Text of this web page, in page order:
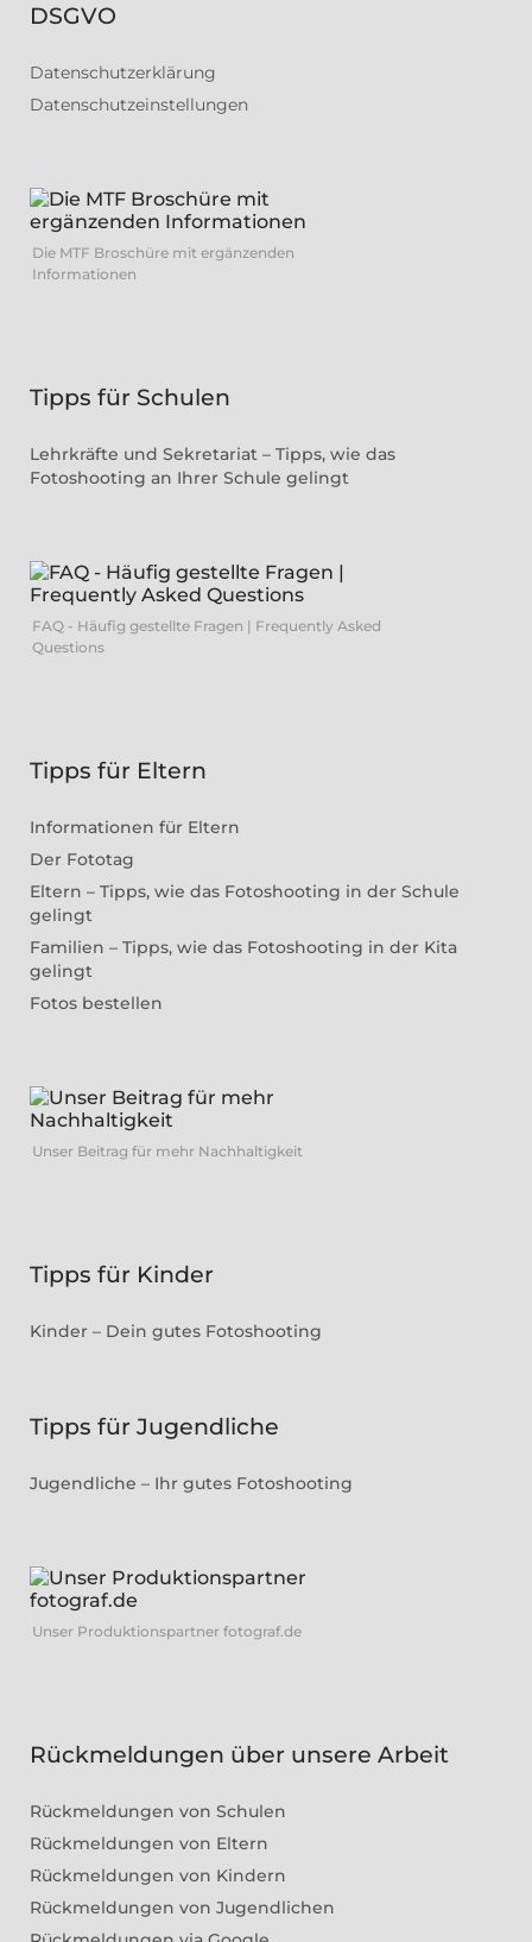
DSGVO
Datenschutzerklärung
Datenschutzeinstellungen
Die MTF Broschüre mit ergänzenden
Informationen
Tipps für Schulen
Lehrkräfte und Sekretariat – Tipps, wie das
Fotoshooting an Ihrer Schule gelingt
FAQ - Häufig gestellte Fragen | Frequently Asked
Questions
Tipps für Eltern
Informationen für Eltern
Der Fototag
Eltern – Tipps, wie das Fotoshooting in der Schule
gelingt
Familien – Tipps, wie das Fotoshooting in der Kita
gelingt
Fotos bestellen
Unser Beitrag für mehr Nachhaltigkeit
Tipps für Kinder
Kinder – Dein gutes Fotoshooting
Tipps für Jugendliche
Jugendliche – Ihr gutes Fotoshooting
Unser Produktionspartner fotograf.de
Rückmeldungen über unsere Arbeit
Rückmeldungen von Schulen
Rückmeldungen von Eltern
Rückmeldungen von Kindern
Rückmeldungen von Jugendlichen